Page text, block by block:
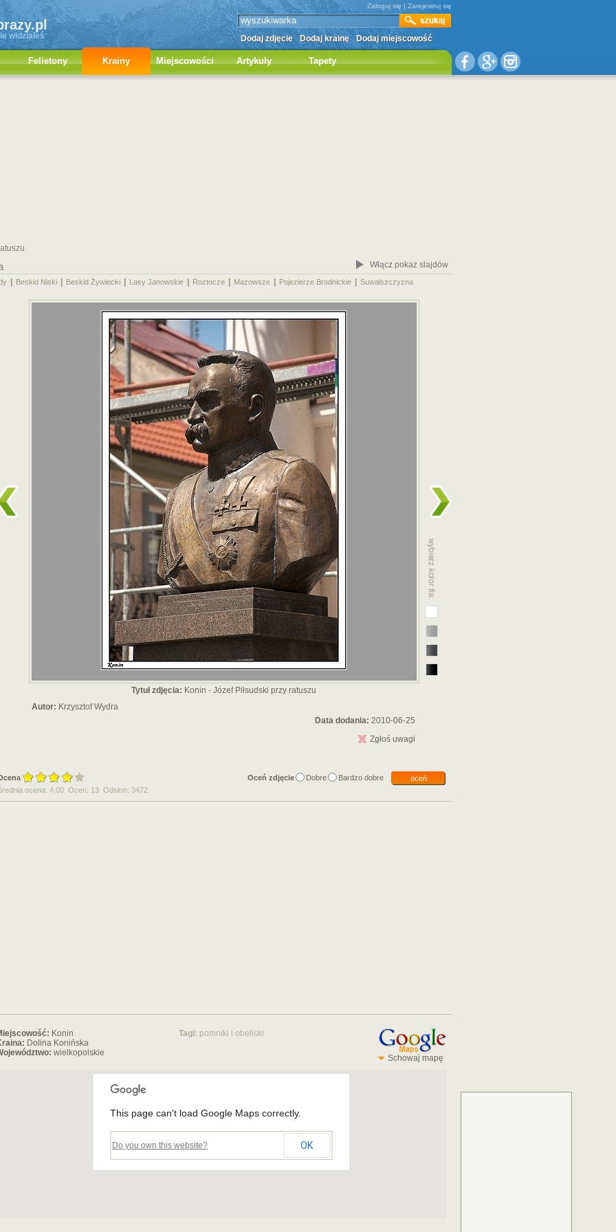
widziałeś
Zaloguj się | Zarejestruj się
Dodaj zdjęcie Dodaj krainę Dodaj miejscowość
Felietony Krainy Miejscowości Artykuły Tapety
Włącz pokaz slajdów
Beskid Niski Beskid Żywiecki Lasy Janowskie Roztocze Mazowsze Pojezierze Brodnickie Suwalszczyzna
Tytuł zdjęcia: Konin - Józef Piłsudski przy ratuszu
Autor: Krzysztof Wydra
Data dodania: 2010-06-25
Zgłoś uwagi
Oceń zdjęcie Dobre Bardzo dobre
oceń
ocena: 4.00 Ocen: 13 Odsłon: 3472
Konin
Dolina Konińska
wielkopolskie
Tagi: pomniki i obeliski
Schowaj mapę
This page can't load Google Maps correctly.
Do you own this website? OK